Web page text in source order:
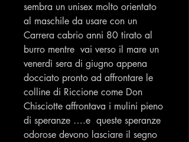
sembra un unisex molto orientato
al maschile da usare con un
Carrera cabrio anni 80 tirato al
burro mentre vai verso il mare un
venerdì sera di giugno appena
docciato pronto ad affrontare le
colline di Riccione come Don
Chisciotte affrontava i mulini pieno
di speranze ….e queste speranze
odorose devono lasciare il segno